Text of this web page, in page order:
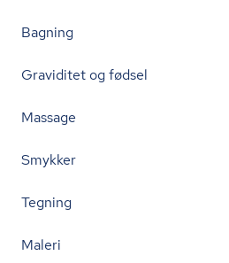
Bagning
Graviditet og fødsel
Massage
Smykker
Tegning
Maleri